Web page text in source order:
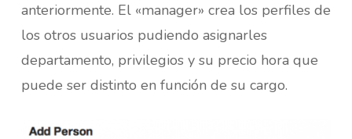
anteriormente. El «manager» crea los perfiles de
los otros usuarios pudiendo asignarles
departamento, privilegios y su precio hora que
puede ser distinto en función de su cargo.